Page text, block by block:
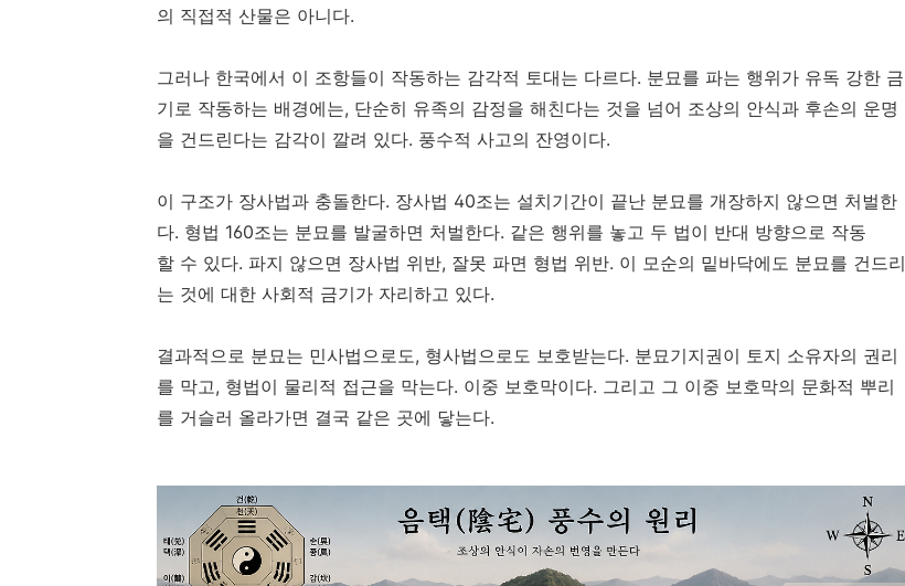
의 직접적 산물은 아니다.
그러나 한국에서 이 조항들이 작동하는 감각적 토대는 다르다. 분묘를 파는 행위가 유독 강한 금
기로 작동하는 배경에는, 단순히 유족의 감정을 해친다는 것을 넘어 조상의 안식과 후손의 운명
을 건드린다는 감각이 깔려 있다. 풍수적 사고의 잔영이다.
이 구조가 장사법과 충돌한다. 장사법 40조는 설치기간이 끝난 분묘를 개장하지 않으면 처벌한
다. 형법 160조는 분묘를 발굴하면 처벌한다. 같은 행위를 놓고 두 법이 반대 방향으로 작동
할 수 있다. 파지 않으면 장사법 위반, 잘못 파면 형법 위반. 이 모순의 밑바닥에도 분묘를 건드리
는 것에 대한 사회적 금기가 자리하고 있다.
결과적으로 분묘는 민사법으로도, 형사법으로도 보호받는다. 분묘기지권이 토지 소유자의 권리
를 막고, 형법이 물리적 접근을 막는다. 이중 보호막이다. 그리고 그 이중 보호막의 문화적 뿌리
를 거슬러 올라가면 결국 같은 곳에 닿는다.